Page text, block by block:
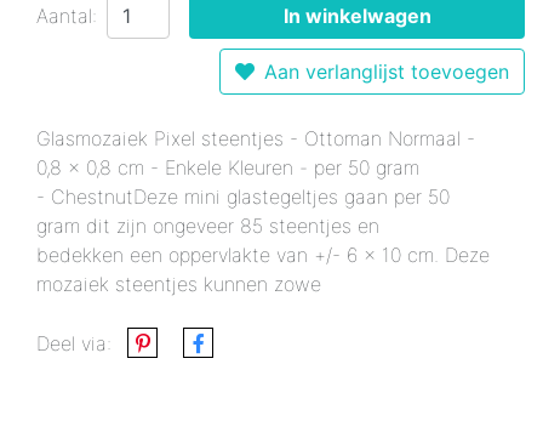
Aantal: In winkelwagen
Aan verlanglijst toevoegen
Glasmozaiek Pixel steentjes - Ottoman Normaal -
0,8 x 0,8 cm - Enkele Kleuren - per 50 gram
- ChestnutDeze mini glastegeltjes gaan per 50
gram dit zijn ongeveer 85 steentjes en
bedekken een oppervlakte van +/- 6 x 10 cm. Deze
mozaiek steentjes kunnen zowe
Deel via: